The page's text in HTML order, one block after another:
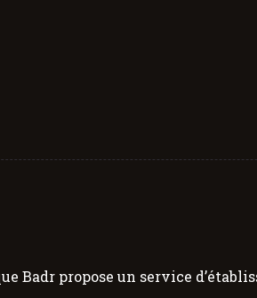
Badr propose un service